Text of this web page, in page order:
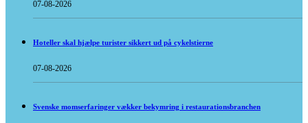
07-08-2026
Hoteller skal hjælpe turister sikkert ud på cykelstierne
07-08-2026
Svenske momserfaringer vækker bekymring i restaurationsbranchen